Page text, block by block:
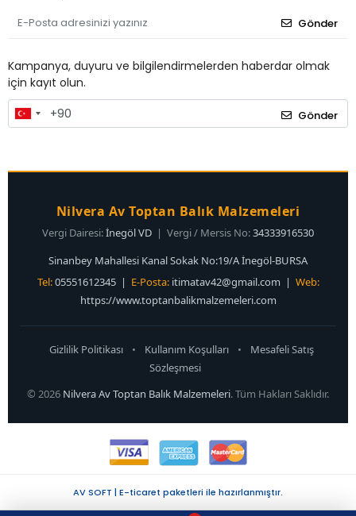
Gönder
Kampanya, duyuru ve bilgilendirmelerden haberdar olmak
için kayıt olun.
Gönder
Nilvera Av Toptan Balık Malzemeleri
Vergi Dairesi:İnegöl VD | Vergi / Mersis No:34333916530
Sinanbey Mahallesi Kanal Sokak No:19/A İnegöl-BURSA
Tel:05551612345 | E-Posta: itimatav42@gmail.com | Web:
https://www.toptanbalikmalzemeleri.com
Gizlilik Politikası • Kullanım Koşulları •
Mesafeli Satış
Sözleşmesi
© 2026 Nilvera Av Toptan Balık Malzemeleri. Tüm Hakları Saklıdır.
AV SOFT | E-ticaret paketleri ile hazırlanmıştır.